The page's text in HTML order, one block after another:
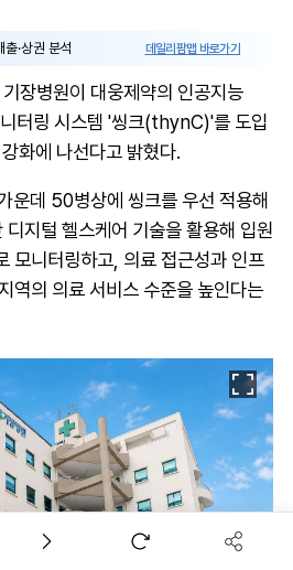
·상권 분석 데일리팜맵 바로가기
장병원이 대웅제약의 인공지능
터링 시스템 '씽크(thynC)'를 도입
화에 나선다고 밝혔다.
운데 50병상에 씽크를 우선 적용해
지털 헬스케어 기술을 활용해 입원
모니터링하고, 의료 접근성과 인프
역의 의료 서비스 수준을 높인다는